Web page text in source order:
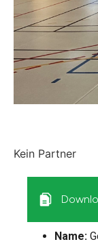
Kein Partner
Name: